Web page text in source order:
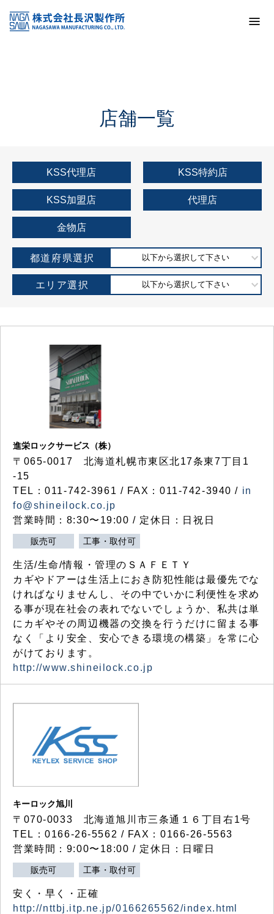
KSS加盟店・取扱店情報
店舗一覧
店舗一覧
KSS代理店 KSS特約店
KSS加盟店 代理店
金物店
都道府県選択 以下から選択して下さい
エリア選択 以下から選択して下さい
進栄ロックサービス（株）
〒065-0017 北海道札幌市東区北17条東7丁目1
-15
TEL：011-742-3961 / FAX：011-742-3940 / in
fo@shineilock.co.jp
営業時間：8:30〜19:00 / 定休日：日祝日
販売可 工事・取付可
生活/生命/情報・管理のＳＡＦＥＴＹ
カギやドアーは生活上におき防犯性能は最優先でな
ければなりませんし、その中でいかに利便性を求め
る事が現在社会の表れでないでしょうか、私共は単
にカギやその周辺機器の交換を行うだけに留まる事
なく「より安全、安心できる環境の構築」を常に心
がけております。
http://www.shineilock.co.jp
キーロック旭川
〒070-0033 北海道旭川市三条通１６丁目右1号
TEL：0166-26-5562 / FAX：0166-26-5563
営業時間：9:00〜18:00 / 定休日：日曜日
販売可 工事・取付可
安く・早く・正確
http://nttbj.itp.ne.jp/0166265562/index.html